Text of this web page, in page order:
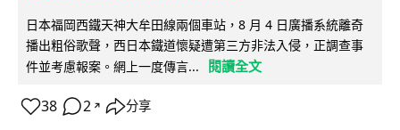
日本福岡西鐵天神大牟田線兩個車站，8 月 4 日廣播系統離奇
播出粗俗歌聲，西日本鐵道懷疑遭第三方非法入侵，正調查事
件並考慮報案。網上一度傳言...
閱讀全文
38 2 ↗ 分享